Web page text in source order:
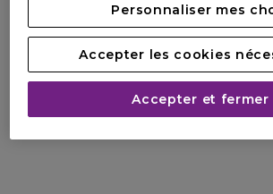
Personnaliser mes
Accepter les cookies
Accepter et fermer